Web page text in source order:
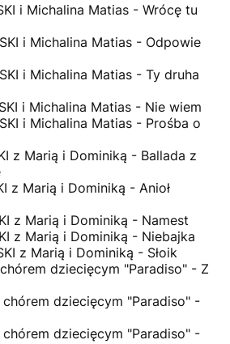
i Michalina Matias - Wrócę tu
i Michalina Matias - Odpowie
i Michalina Matias - Ty druha
i Michalina Matias - Nie wiem
i Michalina Matias - Prośba o
z Marią i Dominiką - Ballada z
z Marią i Dominiką - Anioł
z Marią i Dominiką - Namest
z Marią i Dominiką - Niebajka
z Marią i Dominiką - Słoik
chórem dziecięcym "Paradiso" - Z
chórem dziecięcym "Paradiso" -
chórem dziecięcym "Paradiso" -